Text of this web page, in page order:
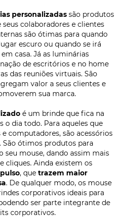
personalizadas são produtos
colaboradores e clientes
são ótimas para quando
escuro ou quando se irá
casa. Já as luminárias
de escritórios e no home
das reuniões virtuais. São
valor a seus clientes e
sua marca.
é um brinde que fica na
o dia todo. Para aqueles que
computadores, são acessórios
São ótimos produtos para
seu mouse, dando assim mais
cliques. Ainda existem os
, que trazem maior
. De qualquer modo, os mouse
corporativos ideais para
ser parte integrante de
corporativos.